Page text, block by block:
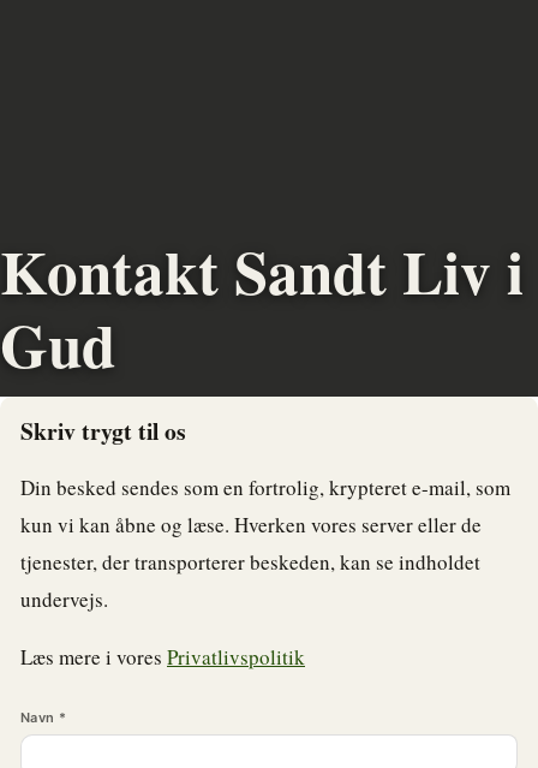
Kontakt Sandt Liv i
Gud
Skriv trygt til os
Din besked sendes som en fortrolig, krypteret e-mail, som
kun vi kan åbne og læse. Hverken vores server eller de
tjenester, der transporterer beskeden, kan se indholdet
undervejs.
Læs mere i vores Privatlivspolitik
Navn *